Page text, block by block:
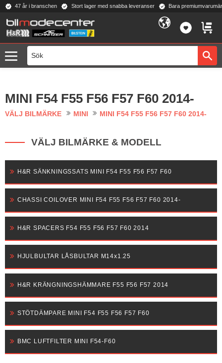
Meny
47 år i branschen Stort lager med snabba leveranser Bara
MINI F54 F55 F56 F57 F60 2014-
VÄLJ BILMÄRKE MINI MINI F54 F55 F56 F57 F60 2014-
VÄLJ BILMÄRKE & MODELL
H&R SÄNKNINGSSATS MINI F54 F55 F56 F57 F60
CHASSI COILOVER MINI F54 F55 F56 F57 F60 2014-
H&R SPACERS F54 F55 F56 F57 F60 2014
HJULBULTAR LÅSBULTAR M14x1.25
H&R KRÄNGNINGSHÄMMARE F55 F56 F57 2014
STÖTDÄMPARE MINI F54 F55 F56 F57 F60
BMC LUFTFILTER MINI F54-F60